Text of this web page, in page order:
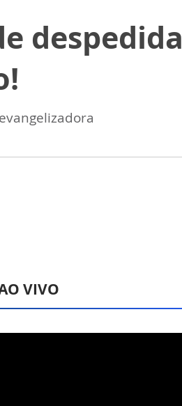
despedida
VIVO